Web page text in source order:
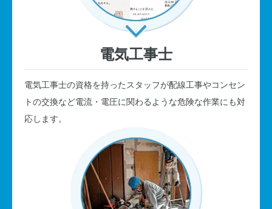
電気工事士
電気工事士の資格を持ったスタッフが配線工事やコンセン
トの交換など電流・電圧に関わるような危険な作業にも対
応します。